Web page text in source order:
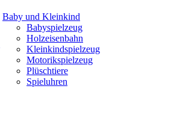
Baby und Kleinkind
Babyspielzeug
Holzeisenbahn
Kleinkindspielzeug
Motorikspielzeug
Plüschtiere
Spieluhren